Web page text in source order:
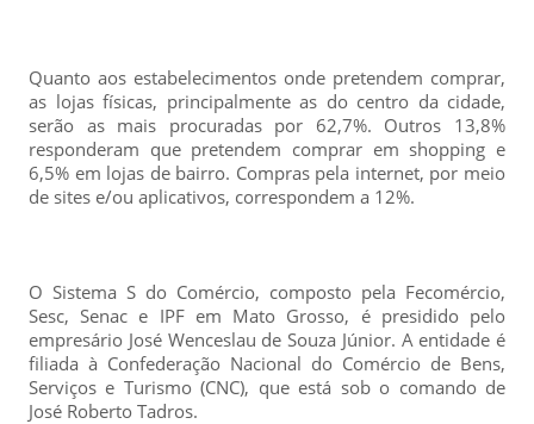
Quanto aos estabelecimentos onde pretendem comprar,
as lojas físicas, principalmente as do centro da cidade,
serão as mais procuradas por 62,7%. Outros 13,8%
responderam que pretendem comprar em shopping e
6,5% em lojas de bairro. Compras pela internet, por meio
de sites e/ou aplicativos, correspondem a 12%.
O Sistema S do Comércio, composto pela Fecomércio,
Sesc, Senac e IPF em Mato Grosso, é presidido pelo
empresário José Wenceslau de Souza Júnior. A entidade é
filiada à Confederação Nacional do Comércio de Bens,
Serviços e Turismo (CNC), que está sob o comando de
José Roberto Tadros.